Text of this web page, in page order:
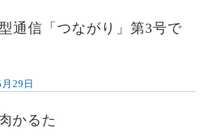
通信「つながり」第3号で
29日
かるた